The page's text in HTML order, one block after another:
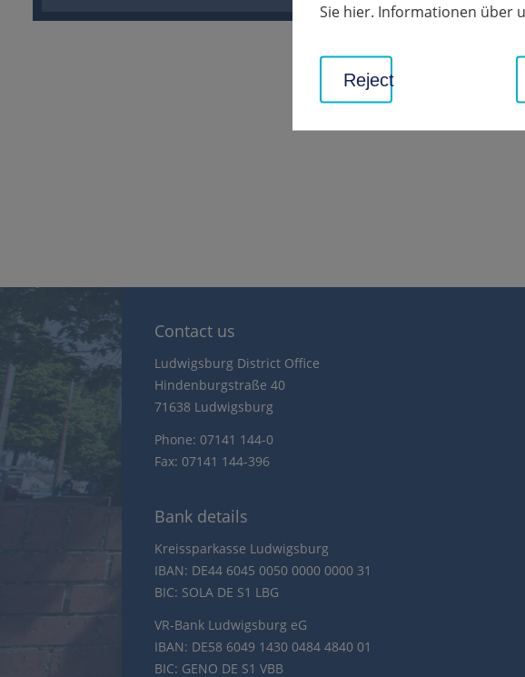
COVID-
183 KB
Contact us
Ludwigsburg District Office
Hindenburgstraße 40
71638 Ludwigsburg
Phone: 07141 144-0
Fax: 07141 144-396
Bank details
Kreissparkasse Ludwigsburg
IBAN: DE44 6045 0050 0000 0000 31
BIC: SOLA DE S1 LBG
VR-Bank Ludwigsburg eG
IBAN: DE58 6049 1430 0484 4840 01
BIC: GENO DE S1 VBB
Sie hier. Informationen über
Reject